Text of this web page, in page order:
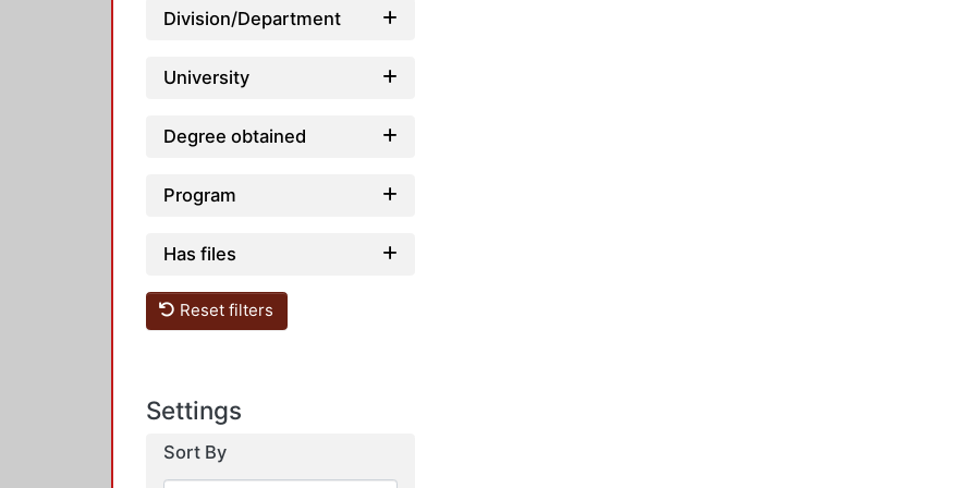
Division/Department
University
Degree obtained
Program
Has files
Reset filters
Settings
Sort By